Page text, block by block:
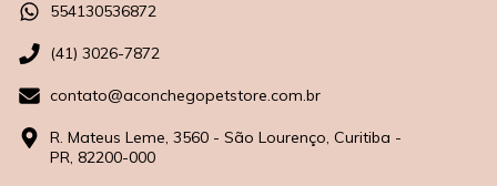
554130536872
(41) 3026-7872
contato@aconchegopetstore.com.br
R. Mateus Leme, 3560 - São Lourenço, Curitiba -
PR, 82200-000